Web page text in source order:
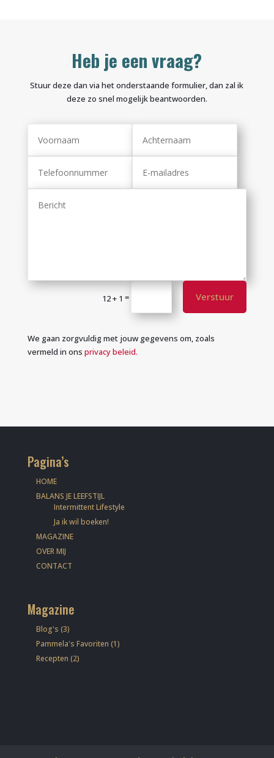
Heb je een vraag?
Stuur deze dan via het onderstaande formulier, dan zal ik
deze zo snel mogelijk beantwoorden.
12 + 1 = Verstuur
We gaan zorgvuldig met jouw gegevens om, zoals
vermeld in ons privacy beleid.
Pagina’s
HOME
BALANS JE LEEFSTIJL
Intermittent Lifestyle
Ja ik wil boeken!
MAGAZINE
OVER MIJ
CONTACT
Magazine
Blog's (3)
Pammela's Favoriten (1)
Recepten (2)